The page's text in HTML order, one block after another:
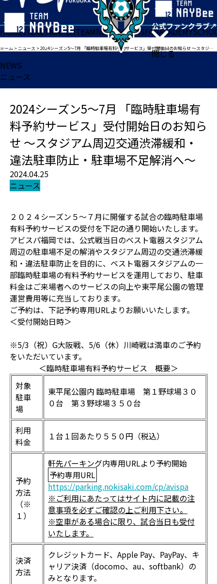
閉じる
HOMETICKETMATCHTEAMNEWSGOODSFANACADEMY
ホーム >ニュース >2024シーズン5～7月 「臨時駐車場有料予約サービス」受付開始日のお知らせ ～スタジアム周辺交通渋滞緩和・違法駐車防止・駐車場不足解消へ～
NEWS
ニュース
2024シーズン5～7月 「臨時駐車場有
料予約サービス」受付開始日のお知ら
せ ～スタジアム周辺交通渋滞緩和・
違法駐車防止・駐車場不足解消へ～
2024.04.25
ニュース
２０２４シーズン５～７月に開催する試合の臨時駐車場
有料予約サービスの受付を下記の通り開始いたします。
アビスパ福岡では、公式戦当日のベスト電器スタジアム
周辺の駐車場不足の解消やスタジアム周辺の交通渋滞緩
和・違法駐車防止を目的に、ベスト電器スタジアムの一
部臨時駐車場の有料予約サービスを運用しており、駐車
料金はご来場者へのサービスの向上や東平尾公園の管理
運営費用等に充当しております。
ご予約は、下記予約専用URLよりお願いいたします。
＜受付開始日時＞
※5/3（祝）G大阪戦、5/6（休）川崎戦は満車のご予約
をいただいています。
＜臨時駐車場有料予約サービス 概要＞
対象
駐車
場
東平尾公園内 臨時駐車場 第１野球場３０
０台 第３野球場３５０台
利用
料金
１台１回あたり５５０円（税込）
予約
方法
（※
１）
軒先パーキング内専用URLより予約開始
予約専用URL
https://parking.nokisaki.com/cp/avispa
※ご利用にあたってはサイト内に記載の注
意事項を必ずご確認の上ご利用下さい。
※空車がある場合に限り、試合当日も受付
いたします。
決済
方法
クレジットカード、Apple Pay、PayPay、キ
ャリア決済（docomo、au、softbank）の
みとなります。